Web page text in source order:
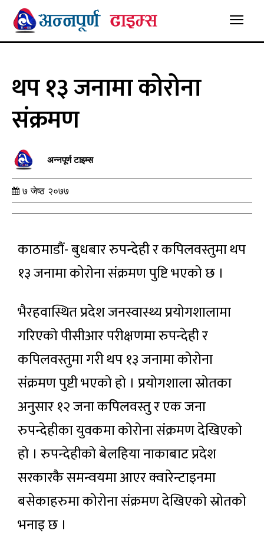
थप १३ जनामा कोरोना
संक्रमण
अन्नपूर्ण टाइम्स
७ जेष्ठ २०७७
काठमाडौं- बुधबार रुपन्देही र कपिलवस्तुमा थप
१३ जनामा कोरोना संक्रमण पुष्टि भएको छ ।
भैरहवास्थित प्रदेश जनस्वास्थ्य प्रयोगशालामा
गरिएको पीसीआर परीक्षणमा रुपन्देही र
कपिलवस्तुमा गरी थप १३ जनामा कोरोना
संक्रमण पुष्टी भएको हो । प्रयोगशाला स्रोतका
अनुसार १२ जना कपिलवस्तु र एक जना
रुपन्देहीका युवकमा कोरोना संक्रमण देखिएको
हो । रुपन्देहीको बेलहिया नाकाबाट प्रदेश
सरकारकै समन्वयमा आएर क्वारेन्टाइनमा
बसेकाहरुमा कोरोना संक्रमण देखिएको स्रोतको
भनाइ छ ।